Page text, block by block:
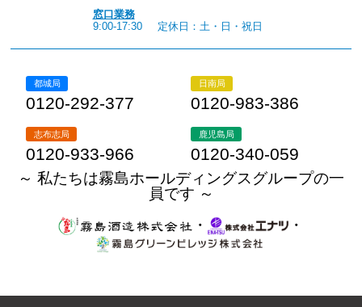
窓口業務
9:00-17:30
定休日：土・日・祝日
都城局
0120-292-377
日南局
0120-983-386
志布志局
0120-933-966
鹿児島局
0120-340-059
～ 私たちは霧島ホールディングスグループの一
員です ～
・
・